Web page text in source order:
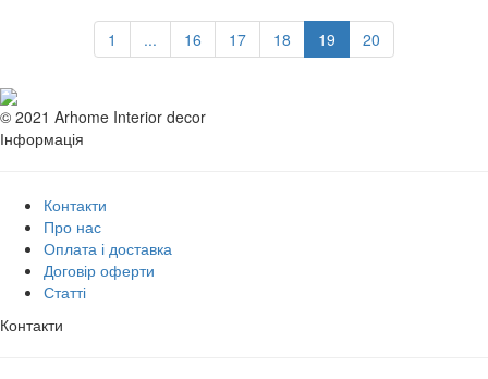
1 ... 16 17 18 19 20
© 2021 Arhome Interior decor
Інформація
Контакти
Про нас
Оплата і доставка
Договір оферти
Статті
Контакти